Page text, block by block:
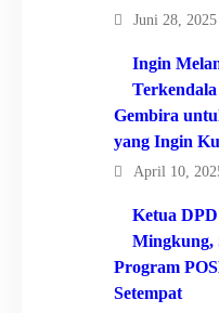
Juni 28, 2025
Ingin
Gembira
yang Ingin
April 10,
Ketua
Mingkung,
Program
Setempat